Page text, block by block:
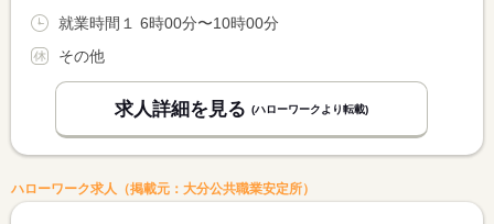
就業時間１ 6時00分〜10時00分
その他
求人詳細を見る (ハローワークより転載)
ハローワーク求人（掲載元：大分公共職業安定所）